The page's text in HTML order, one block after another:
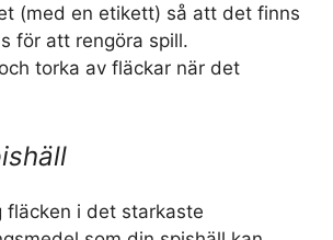
(med en etikett) så att det finns
för att rengöra spill.
torka av fläckar när det
fläcken i det starkaste